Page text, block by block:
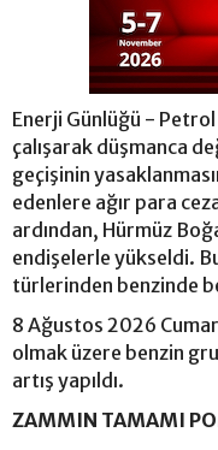
Enerji Günlüğü -
çalışarak düşmanca
geçişinin
edenlere ağır para
ardından, Hürmüz
endişelerle yükseldi.
türlerinden benzinde
8 Ağustos 2026
olmak üzere benzin
artış yapıldı.
ZAMMIN TAMAMI